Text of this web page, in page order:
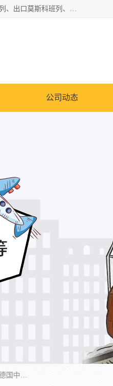
邦赋供应链管理成都有限公司是一家全球性的货物运输代理公司，主要从事：波兰中欧班列、德国中欧班列、出口莫斯科班列、中欧班列进口、蓉欧铁路、成都出口空运等业务，同时亦提供报关、报检、仓储、码头操作等服务。
公司动态
邦赋供应链管理成都有限公司是一家全球性的货物运输代理公司，主要从事：波兰中欧班列、德国中欧班列、出口莫斯科班列、中欧班列进口、蓉欧铁路、成都出口空运等业务，同时亦提供报关、报检、仓储、码头操作等服务。